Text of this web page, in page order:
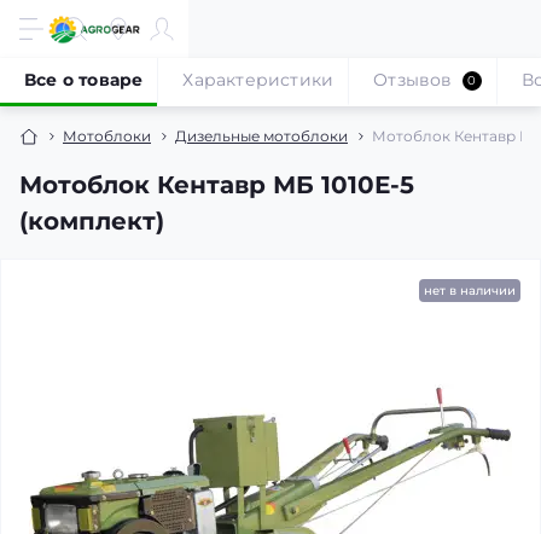
Мотоблоки Дизельные мотоблоки Мотоблок Кентавр
Мотоблок Кентавр МБ 1010Е-5
(комплект)
Все о товаре Характеристики Отзывов 0
нет в наличии